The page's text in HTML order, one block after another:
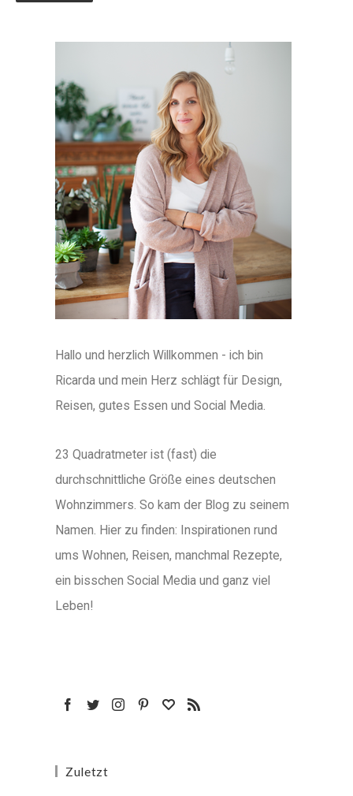
Hallo und herzlich Willkommen - ich bin
Ricarda und mein Herz schlägt für Design,
Reisen, gutes Essen und Social Media.
23 Quadratmeter ist (fast) die
durchschnittliche Größe eines deutschen
Wohnzimmers. So kam der Blog zu seinem
Namen. Hier zu finden: Inspirationen rund
ums Wohnen, Reisen, manchmal Rezepte,
ein bisschen Social Media und ganz viel
Leben!
Zuletzt